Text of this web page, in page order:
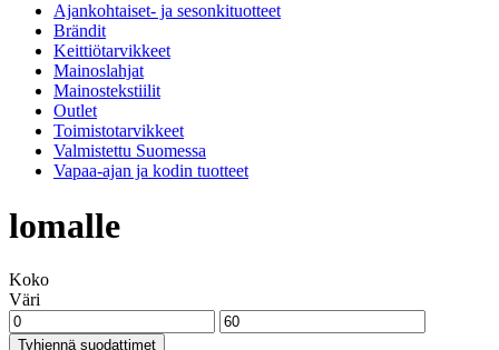
Ajankohtaiset- ja sesonkituotteet
Brändit
Keittiötarvikkeet
Mainoslahjat
Mainostekstiilit
Outlet
Toimistotarvikkeet
Valmistettu Suomessa
Vapaa-ajan ja kodin tuotteet
lomalle
Koko
Väri
Tyhjennä suodattimet